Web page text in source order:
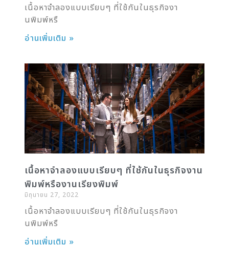
เนื้อหาจำลองแบบเรียบๆ ที่ใช้กันในธุรกิจงา
นพิมพ์หรื
อ่านเพิ่มเติม »
เนื้อหาจำลองแบบเรียบๆ ที่ใช้กันในธุรกิจงาน
พิมพ์หรืองานเรียงพิมพ์
มิถุนายน 27, 2022
เนื้อหาจำลองแบบเรียบๆ ที่ใช้กันในธุรกิจงา
นพิมพ์หรื
อ่านเพิ่มเติม »